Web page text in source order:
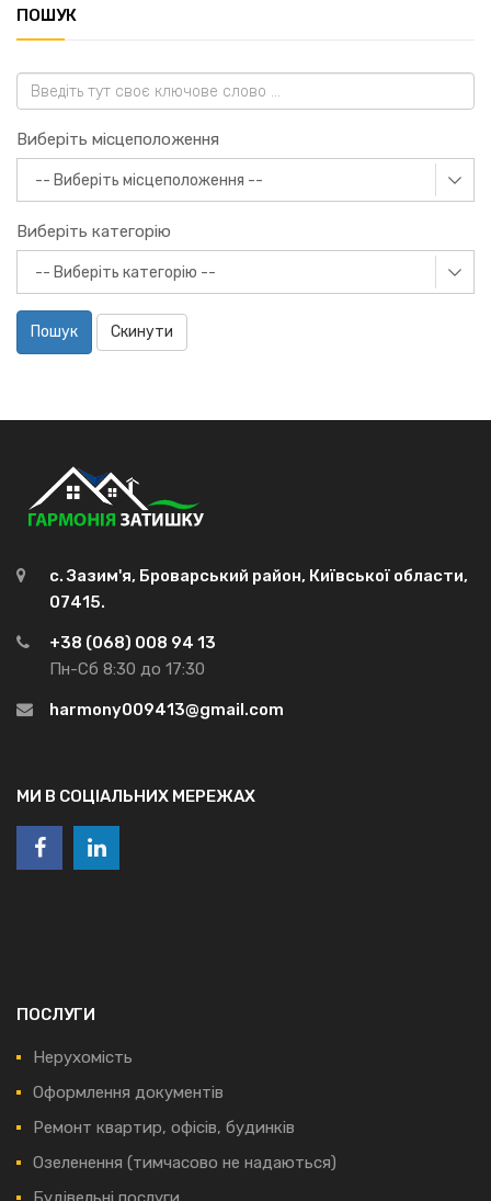
ПОШУК
Виберіть місцеположення
Виберіть категорію
Пошук Скинути
с. Зазим'я, Броварський район, Київської области,
07415.
+38 (068) 008 94 13
Пн-Сб 8:30 до 17:30
harmony009413@gmail.com
МИ В СОЦІАЛЬНИХ МЕРЕЖАХ
ПОСЛУГИ
Нерухомість
Оформлення документів
Ремонт квартир, офісів, будинків
Озеленення (тимчасово не надаються)